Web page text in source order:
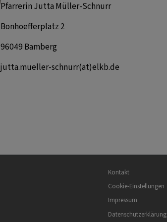
Pfarrerin Jutta Müller-Schnurr
Bonhoefferplatz 2
96049 Bamberg
jutta.mueller-schnurr(at)elkb.de
Fußbereichsmenü
Kontakt
Cookie-Einstellungen
Impressum
Datenschutzerklärung